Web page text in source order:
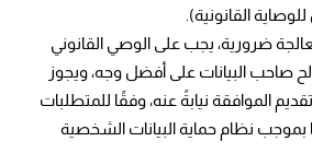
القانونية).
ضرورية، يجب على الوصي القانوني
صاحب البيانات على أفضل وجه، ويجوز
الموافقة نيابةً عنه، وفقًا للمتطلبات
بموجب نظام حماية البيانات الشخصية